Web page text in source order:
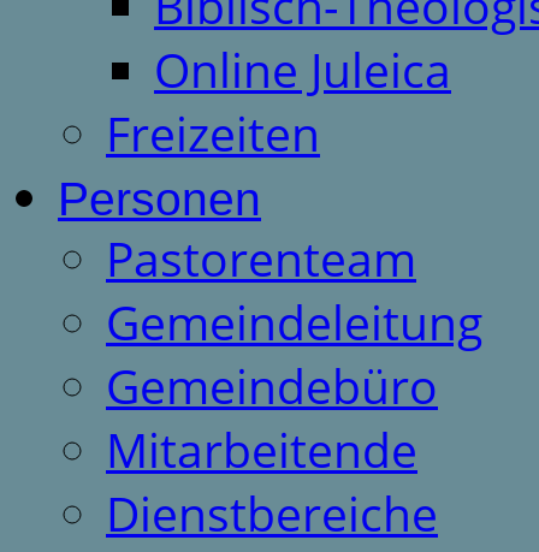
Online Juleica
Freizeiten
Personen
Pastorenteam
Gemeindeleitung
Gemeindebüro
Mitarbeitende
Dienstbereiche